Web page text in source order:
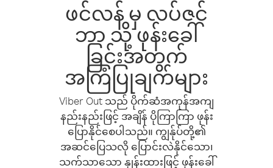
ဖင်လန် မှ လပ်ဇင်
ဘာ သို့ ဖုန်းခေါ်
ခြင်းအတွက်
အကြံပြုချက်များ
Viber Out သည် ပိုက်ဆံအကုန်အကျ
နည်းနည်းဖြင့် အချိန် ပိုကြာကြာ ဖုန်း
ပြောနိုင်စေပါသည်။ ကျွန်ုပ်တို့၏
အဆင်ပြေသလို ပြောင်းလဲနိုင်သော၊
သက်သာသော နှုန်းထားဖြင့် ဖုန်းခေါ်